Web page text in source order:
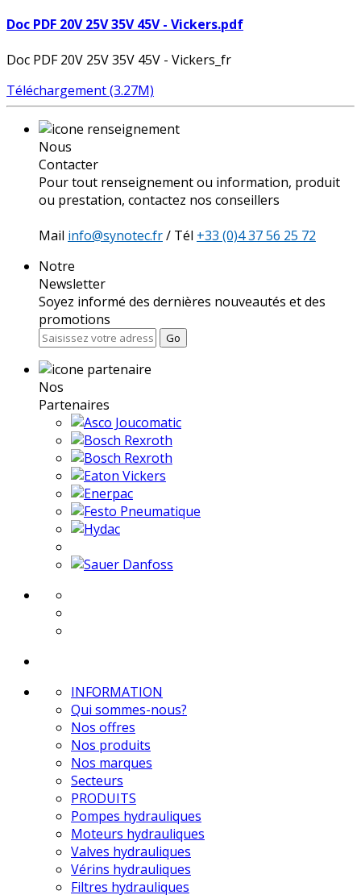
Doc PDF 20V 25V 35V 45V - Vickers.pdf
Doc PDF 20V 25V 35V 45V - Vickers_fr
Téléchargement (3.27M)
Nous
Contacter
Pour tout renseignement ou information, produit
ou prestation, contactez nos conseillers
Mail info@synotec.fr/ Tél +33 (0)4 37 56 25 72
Notre
Newsletter
Soyez informé des dernières nouveautés et des
promotions
Go
Nos
Partenaires
INFORMATION
Qui sommes-nous?
Nos offres
Nos produits
Nos marques
Secteurs
PRODUITS
Pompes hydrauliques
Moteurs hydrauliques
Valves hydrauliques
Vérins hydrauliques
Filtres hydrauliques